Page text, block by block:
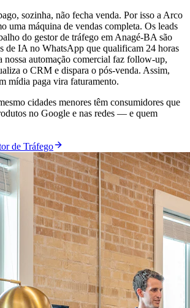
sozinha, não fecha venda. Por isso a Arco
uma máquina de vendas completa. Os leads
do gestor de tráfego em Anagé-BA são
de IA no WhatsApp que qualificam 24 horas
nossa automação comercial faz follow-up,
o CRM e dispara o pós-venda. Assim,
mídia paga vira faturamento.
cidades menores têm consumidores que
no Google e nas redes — e quem
de Tráfego